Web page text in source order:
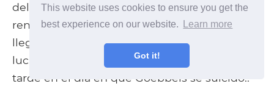
This website uses cookies to ensure you get the
best experience on our website.
Learn more
Got it!
del Estado Mayor, abrió conversaciones de
rendición con Chuikov, Goebbels le impidió
llegar a un acuerdo, que deseaba continuar la
lucha. Esto dejó de ser un problema más
tarde en el día en que Goebbels se suicidó..